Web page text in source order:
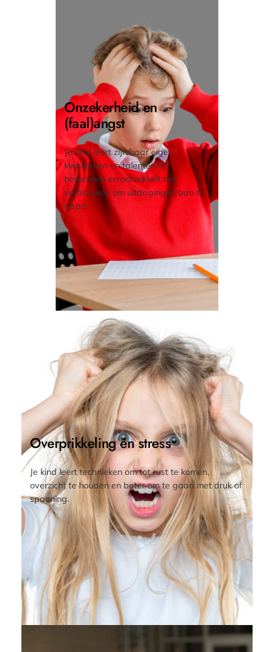
Onzekerheid en
(faal)angst
Je kind leert zijn/haar eigen
kwaliteiten en talenten te
herkennen en ontwikkelt het
vertrouwen om uitdagingen aan te
gaan.
Overprikkeling en stress
Je kind leert technieken om tot rust te komen,
overzicht te houden en beter om te gaan met druk of
spanning.